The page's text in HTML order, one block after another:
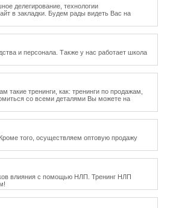
делегирование, технологии
в закладки. Будем рады видеть Вас на
и персонала. Также у нас работает школа
такие тренинги, как: тренинги по продажам,
со всеми деталями Вы можете на
того, осуществляем оптовую продажу
влияния с помощью НЛП. Тренинг НЛП